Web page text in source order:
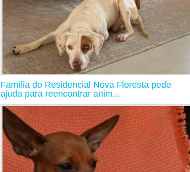
Família do Residencial Nova Floresta pede
ajuda para reencontrar anim...